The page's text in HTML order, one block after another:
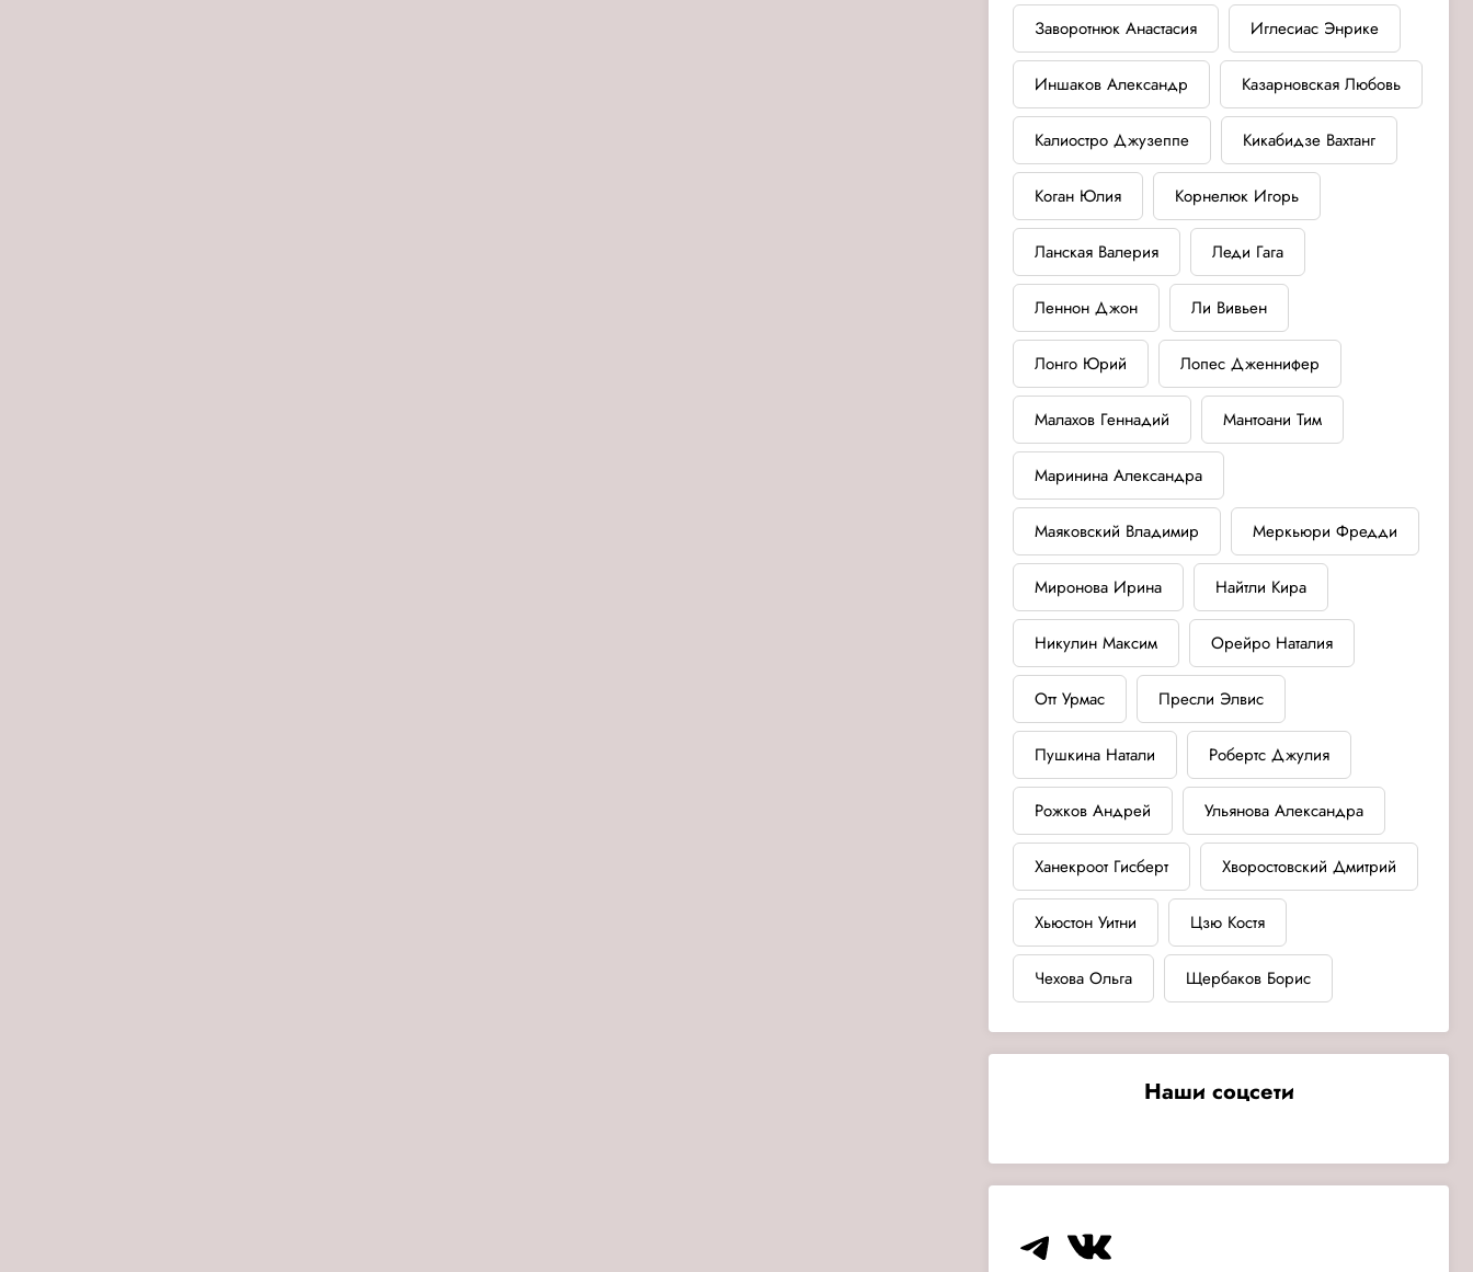
Заворотнюк Анастасия Иглесиас Энрике
Иншаков Александр Казарновская Любовь
Калиостро Джузеппе Кикабидзе Вахтанг
Коган Юлия Корнелюк Игорь
Ланская Валерия Леди Гага
Леннон Джон Ли Вивьен
Лонго Юрий Лопес Дженнифер
Малахов Геннадий Мантоани Тим
Маринина Александра
Маяковский Владимир Меркьюри Фредди
Миронова Ирина Найтли Кира
Никулин Максим Орейро Наталия
Отт Урмас Пресли Элвис
Пушкина Натали Робертс Джулия
Рожков Андрей Ульянова Александра
Ханекроот Гисберт Хворостовский Дмитрий
Хьюстон Уитни Цзю Костя
Чехова Ольга Щербаков Борис
Наши соцсети
Telegram
VK